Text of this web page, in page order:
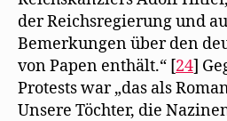
der Reichsregierung und
Bemerkungen über den
von Papen enthält.“ [24]
Protests war „das als
Unsere Töchter, die